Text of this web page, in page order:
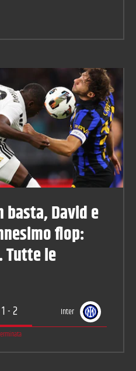
basta, David e
flop:
Tutte le
1-2 Inter